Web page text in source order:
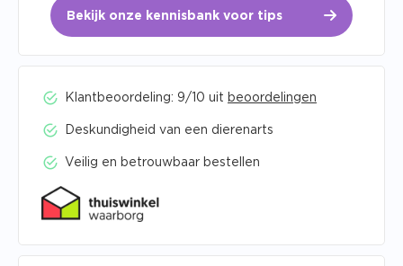
Bekijk onze kennisbank voor tips
Klantbeoordeling: 9/10 uit beoordelingen
Deskundigheid van een dierenarts
Veilig en betrouwbaar bestellen